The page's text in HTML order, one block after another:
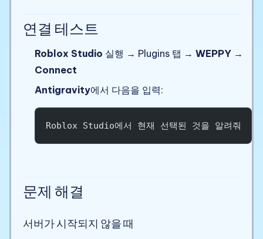
연결 테스트
Roblox Studio 실행 → Plugins 탭 → WEPPY →
Connect
Antigravity에서 다음을 입력:
Roblox Studio에서 현재 선택된 것을 알려줘
문제 해결
서버가 시작되지 않을 때